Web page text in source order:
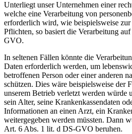
Unterliegt unser Unternehmen einer
welche eine Verarbeitung von
erforderlich wird, wie beispielsweise
Pflichten, so basiert die Verarbeitung
GVO.
In seltenen Fällen könnte die
Daten erforderlich werden, um
betroffenen Person oder einer anderen
schützen. Dies wäre beispielsweise der
unserem Betrieb verletzt werden würde
sein Alter, seine Krankenkassendaten
Informationen an einen Arzt, ein
weitergegeben werden müssten. Dann
Art. 6 Abs. 1 lit. d DS-GVO beruhen.